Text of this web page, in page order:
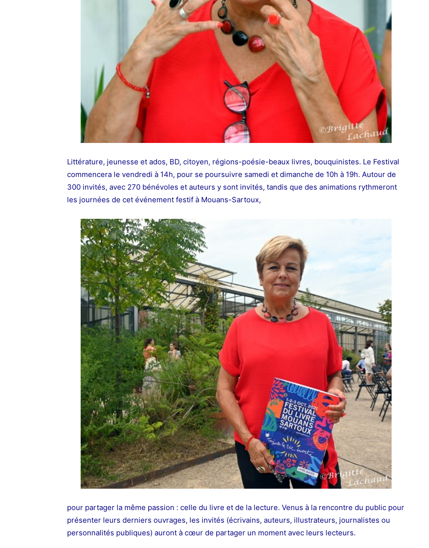
Littérature, jeunesse et ados, BD, citoyen, régions-poésie-beaux livres, bouquinistes. Le Festival
commencera le vendredi à 14h, pour se poursuivre samedi et dimanche de 10h à 19h. Autour de
300 invités, avec 270 bénévoles et auteurs y sont invités, tandis que des animations rythmeront
les journées de cet événement festif à Mouans-Sartoux,
pour partager la même passion : celle du livre et de la lecture. Venus à la rencontre du public pour
présenter leurs derniers ouvrages, les invités (écrivains, auteurs, illustrateurs, journalistes ou
personnalités publiques) auront à cœur de partager un moment avec leurs lecteurs.